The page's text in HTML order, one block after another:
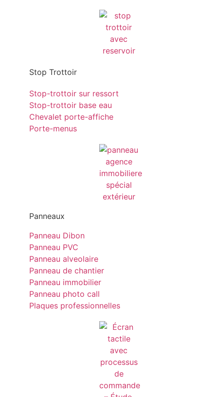
Stop Trottoir
Stop-trottoir sur ressort
Stop-trottoir base eau
Chevalet porte-affiche
Porte-menus
Panneaux
Panneau Dibon
Panneau PVC
Panneau alveolaire
Panneau de chantier
Panneau immobilier
Panneau photo call
Plaques professionnelles